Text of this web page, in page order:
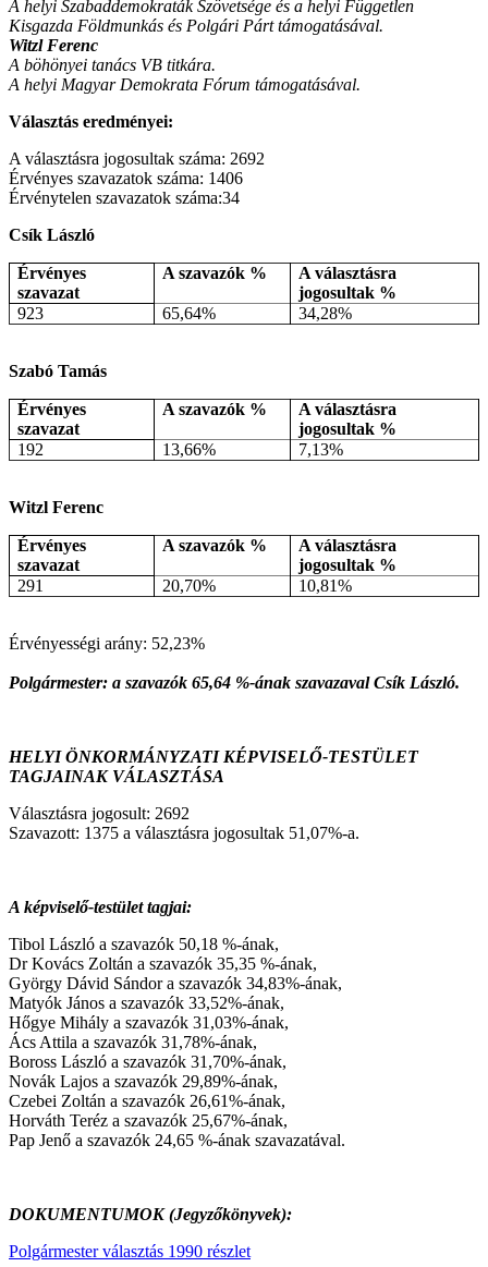
A helyi Szabaddemokraták Szövetsége és a helyi Független
Kisgazda Földmunkás és Polgári Párt támogatásával.
Witzl Ferenc
A böhönyei tanács VB titkára.
A helyi Magyar Demokrata Fórum támogatásával.
Választás eredményei:
A választásra jogosultak száma: 2692
Érvényes szavazatok száma: 1406
Érvénytelen szavazatok száma:34
Csík László
Érvényes
szavazat
A szavazók %
A választásra
jogosultak %
923
65,64% 34,28%
Szabó Tamás
Érvényes
szavazat
A szavazók %
A választásra
jogosultak %
192
13,66% 7,13%
Witzl Ferenc
Érvényes
szavazat
A szavazók %
A választásra
jogosultak %
291
20,70% 10,81%
Érvényességi arány: 52,23%
Polgármester: a szavazók 65,64 %-ának szavazaval Csík László.
HELYI ÖNKORMÁNYZATI KÉPVISELŐ-TESTÜLET
TAGJAINAK VÁLASZTÁSA
Választásra jogosult: 2692
Szavazott: 1375 a választásra jogosultak 51,07%-a.
A képviselő-testület tagjai:
Tibol László a szavazók 50,18 %-ának,
Dr Kovács Zoltán a szavazók 35,35 %-ának,
György Dávid Sándor a szavazók 34,83%-ának,
Matyók János a szavazók 33,52%-ának,
Hőgye Mihály a szavazók 31,03%-ának,
Ács Attila a szavazók 31,78%-ának,
Boross László a szavazók 31,70%-ának,
Novák Lajos a szavazók 29,89%-ának,
Czebei Zoltán a szavazók 26,61%-ának,
Horváth Teréz a szavazók 25,67%-ának,
Pap Jenő a szavazók 24,65 %-ának szavazatával.
DOKUMENTUMOK (Jegyzőkönyvek):
Polgármester választás 1990 részlet